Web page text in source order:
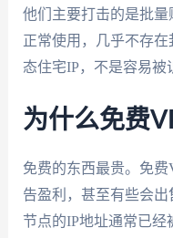
他们主要打击的是批
正常使用，几乎不存在
态住宅IP，不是容易被
为什么免费
免费的东西最贵。免
告盈利，甚至有些会
节点的IP地址通常已